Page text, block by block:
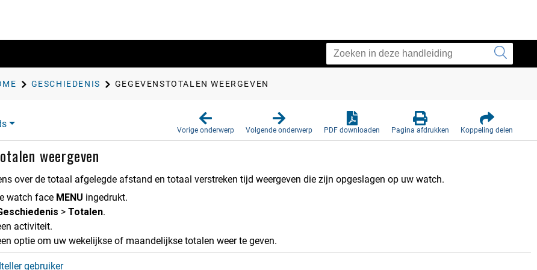
GESCHIEDENIS GEGEVENSTOTALEN WEERGEVEN
Vorige onderwerp Volgende onderwerp PDF downloaden Pagina afdrukken Koppeling delen
weergeven
over de totaal afgelegde afstand en totaal verstreken tijd weergeven die zijn opgeslagen op uw watch.
watch face MENU ingedrukt.
> Totalen.
activiteit.
optie om uw wekelijkse of maandelijkse totalen weer te geven.
gebruiker